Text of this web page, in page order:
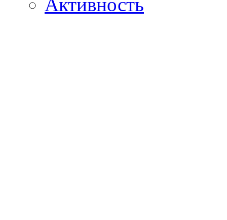
Активность